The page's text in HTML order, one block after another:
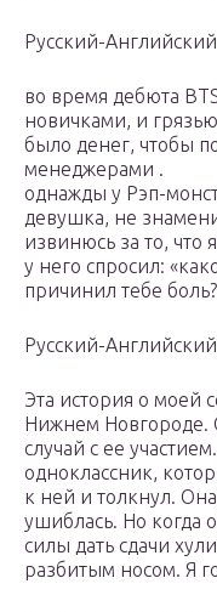
Русский-Английский
во время дебюта
новичками, и
было денег, чтобы
менеджерами .
однажды у Рэп-
девушка, не
извинюсь за то, что
у него спросил:
причинил тебе
Русский-Английский
Эта история о моей
Нижнем
случай с ее
одноклассник,
к ней и толкнул.
ушиблась. Но когда
силы дать сдачи
разбитым носом. Я